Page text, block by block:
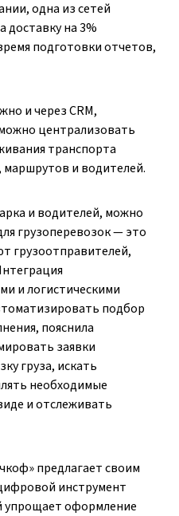
одна из сетей
доставку на 3%
подготовки отчетов,
и через CRM,
централизовать
транспорта
маршрутов и водителей.
и водителей, можно
грузоперевозок — это
грузоотправителей,
и логистическими
подбор
пояснила
заявки
груза, искать
необходимые
и отслеживать
предлагает своим
инструмент
упрощает оформление